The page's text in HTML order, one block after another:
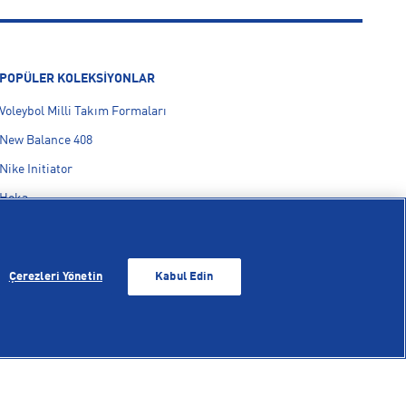
POPÜLER KOLEKSİYONLAR
Voleybol Milli Takım Formaları
New Balance 408
Nike Initiator
Hoka
Çerezleri Yönetin Kabul Edin